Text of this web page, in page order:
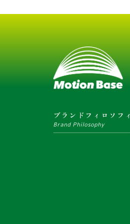
ブランドフィロソフィ
Brand Philosophy